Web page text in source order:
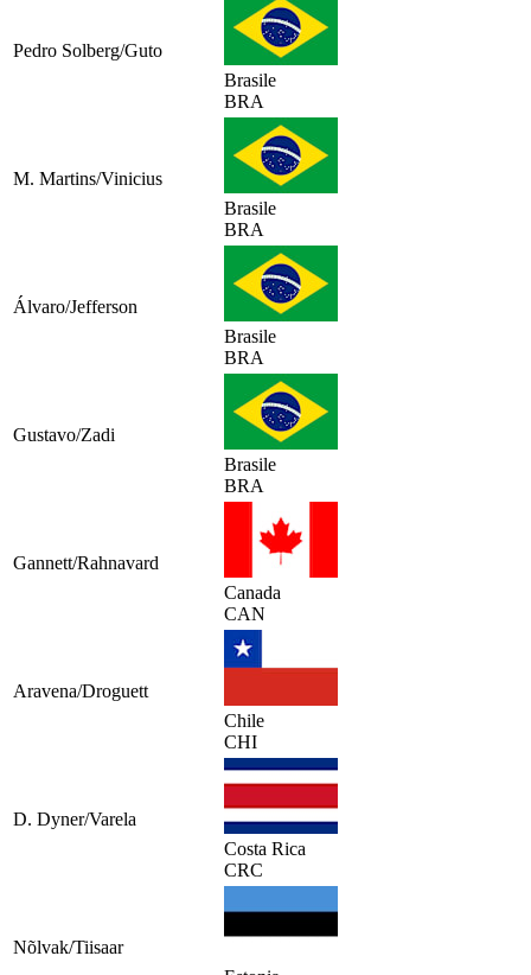
Pedro Solberg/Guto
Brasile
BRA
M. Martins/Vinicius
Brasile
BRA
Álvaro/Jefferson
Brasile
BRA
Gustavo/Zadi
Brasile
BRA
Gannett/Rahnavard
Canada
CAN
Aravena/Droguett
Chile
CHI
D. Dyner/Varela
Costa Rica
CRC
Nõlvak/Tiisaar